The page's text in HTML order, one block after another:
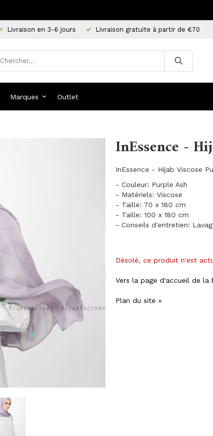
Livraison en 3-6 jours Livraison gratuite à partir de €70
Marques Outlet
InEssence -
InEssence - Hijab Viscose
- Couleur: Purple Ash
- Matériels: Viscose
- Taille: 70 x 180 cm
- Taille: 100 x 180 cm
- Conseils d'entretien:
Désolé, ce produit n'est
Vers la page d'accueil de la
Plan du site »